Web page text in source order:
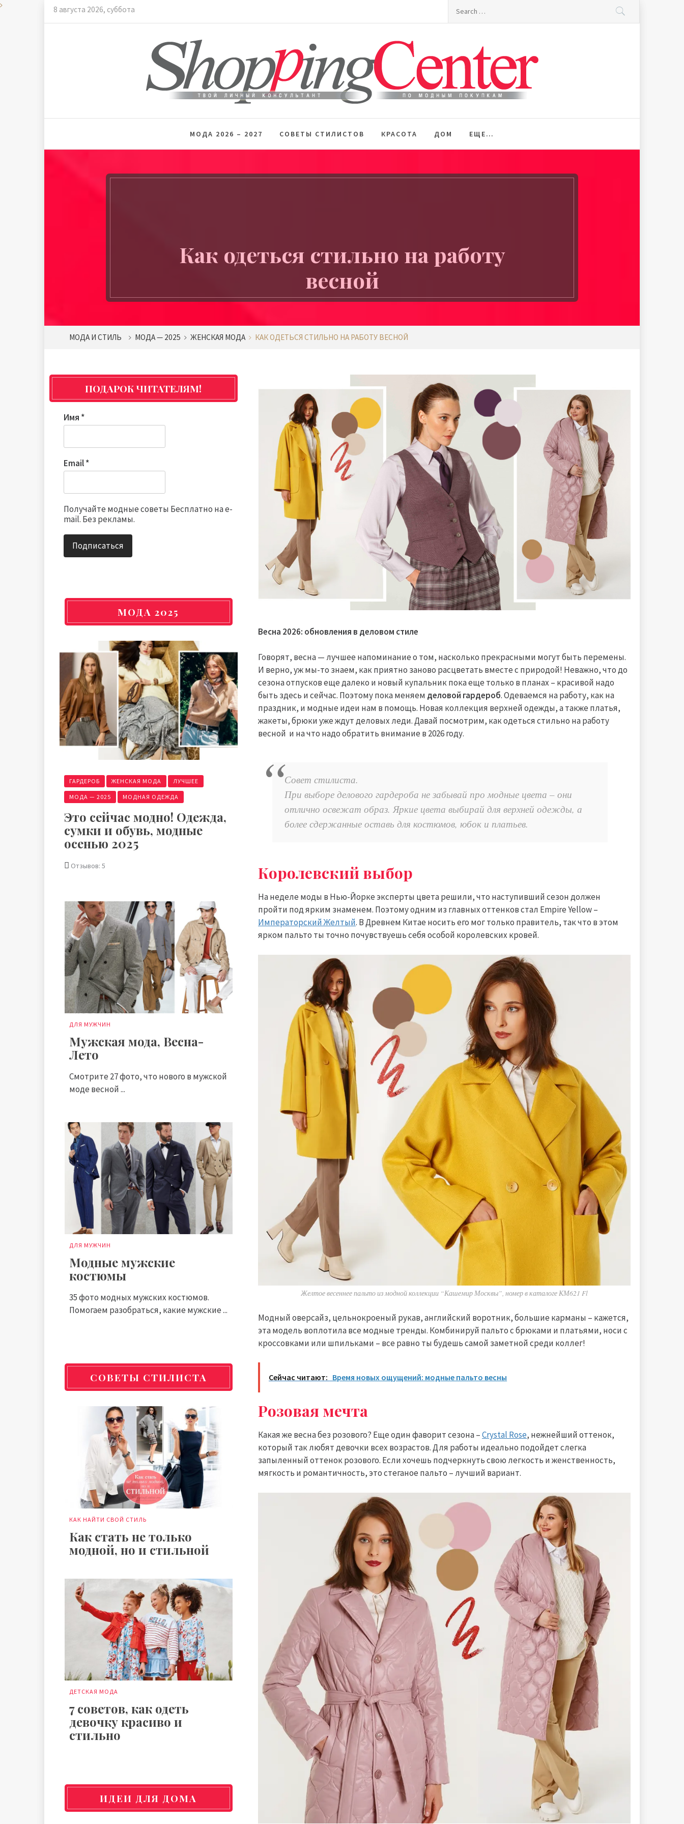
Skip
8 августа 2026, суббота
Search
Мода и стиль
МОДА 2026 – 2027 СОВЕТЫ СТИЛИСТОВ КРАСОТА ДОМ ЕЩЕ…
Как одеться стильно на работу
весной
МОДА И СТИЛЬ МОДА — 2025 ЖЕНСКАЯ МОДА КАК ОДЕТЬСЯ СТИЛЬНО НА РАБОТУ ВЕСНОЙ
Весна 2026: обновления в деловом стиле
Говорят, весна — лучшее напоминание о том, насколько прекрасными могут быть перемены.
И верно, уж мы-то знаем, как приятно заново расцветать вместе с природой! Неважно, что до
сезона отпусков еще далеко и новый купальник пока еще только в планах – красивой надо
быть здесь и сейчас. Поэтому пока меняем деловой гардероб. Одеваемся на работу, как на
праздник, и модные идеи нам в помощь. Новая коллекция верхней одежды, а также платья,
жакеты, брюки уже ждут деловых леди. Давай посмотрим, как одеться стильно на работу
весной и на что надо обратить внимание в 2026 году.
Совет стилиста.
При выборе делового гардероба не забывай про модные цвета – они
отлично освежат образ. Яркие цвета выбирай для верхней одежды, а
более сдержанные оставь для костюмов, юбок и платьев.
Королевский выбор
На неделе моды в Нью-Йорке эксперты цвета решили, что наступивший сезон должен
пройти под ярким знаменем. Поэтому одним из главных оттенков стал Empire Yellow –
Императорский Желтый. В Древнем Китае носить его мог только правитель, так что в этом
ярком пальто ты точно почувствуешь себя особой королевских кровей.
Желтое весеннее пальто из модной коллекции “Кашемир Москвы”, номер в каталоге КМ621 Fl
Модный оверсайз, цельнокроеный рукав, английский воротник, большие карманы – кажется,
эта модель воплотила все модные тренды. Комбинируй пальто с брюками и платьями, носи с
кроссовками или шпильками – все равно ты будешь самой заметной среди коллег!
Сейчас читают: Время новых ощущений: модные пальто весны
Розовая мечта
Какая же весна без розового? Еще один фаворит сезона –Crystal Rose, нежнейший оттенок,
который так любят девочки всех возрастов. Для работы идеально подойдет слегка
запыленный оттенок розового. Если хочешь подчеркнуть свою легкость и женственность,
мягкость и романтичность, это стеганое пальто – лучший вариант.
ПОДАРОК ЧИТАТЕЛЯМ!
Имя *
Email*
Получайте модные советы Бесплатно на e-
mail. Без рекламы.
МОДА 2025
ГАРДЕРОБ ЖЕНСКАЯ МОДА ЛУЧШЕЕ
МОДА — 2025 МОДНАЯ ОДЕЖДА
Это сейчас модно! Одежда,
сумки и обувь, модные
осенью 2025
Отзывов: 5
ДЛЯ МУЖЧИН
Мужская мода, Весна-
Лето
Смотрите 27 фото, что нового в мужской
моде весной ...
ДЛЯ МУЖЧИН
Модные мужские
костюмы
35 фото модных мужских костюмов.
Помогаем разобраться, какие мужские ...
СОВЕТЫ СТИЛИСТА
КАК НАЙТИ СВОЙ СТИЛЬ
Как стать не только
модной, но и стильной
ДЕТСКАЯ МОДА
7 советов, как одеть
девочку красиво и
стильно
ИДЕИ ДЛЯ ДОМА